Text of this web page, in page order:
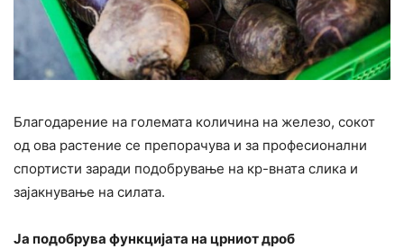
Благодарение на големата количина на железо, сокот
од ова растение се препорачува и за професионални
спортисти заради подобрување на кр-вната слика и
зајакнување на силата.
Ја подобрува функцијата на црниот дроб